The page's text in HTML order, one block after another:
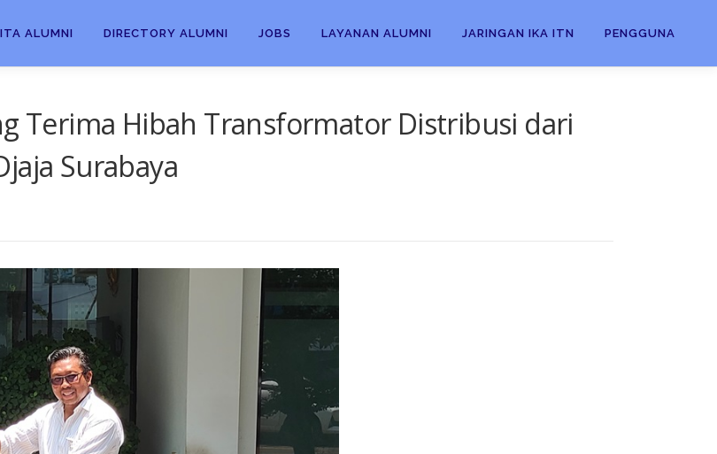
ALUMNI DIRECTORY ALUMNI JOBS LAYANAN ALUMNI JARINGAN IKA ITN PENGGUNA
Terima Hibah Transformator Distribusi dari
Surabaya